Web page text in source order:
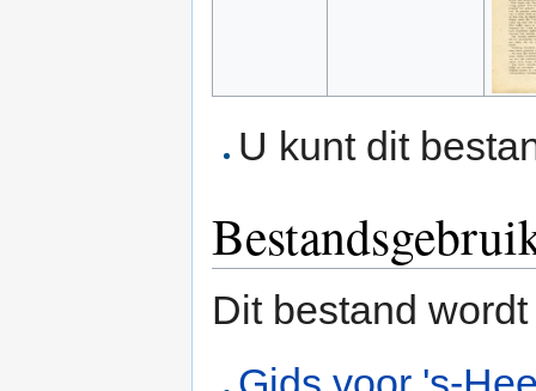
U kunt dit
Dit bestand